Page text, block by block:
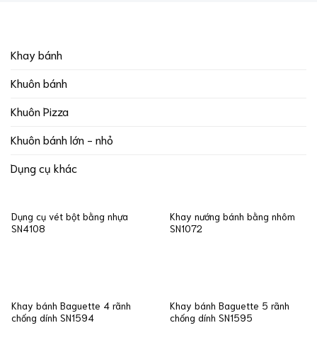
Khay bánh
Khuôn bánh
Khuôn Pizza
Khuôn bánh lớn - nhỏ
Dụng cụ khác
Dụng cụ vét bột bằng nhựa
SN4108
Khay nướng bánh bằng nhôm
SN1072
Khay bánh Baguette 4 rãnh
chống dính SN1594
Khay bánh Baguette 5 rãnh
chống dính SN1595